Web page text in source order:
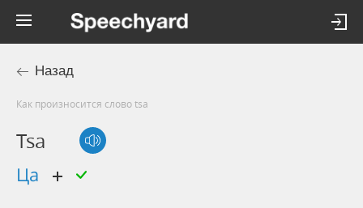
Назад
Как произносится слово tsa
Tsa
ца